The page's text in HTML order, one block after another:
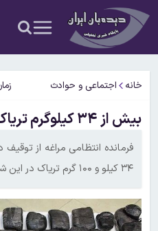
خانه اجتماعی و حوادث
بیش از ۳۴ کیلوگرم تریاک در مراغه کشف شد
فرمانده انتظامی مراغه از
۳۴ کیلو و ۱۰۰ گرم تریاک در این شهرستان خبر داد.